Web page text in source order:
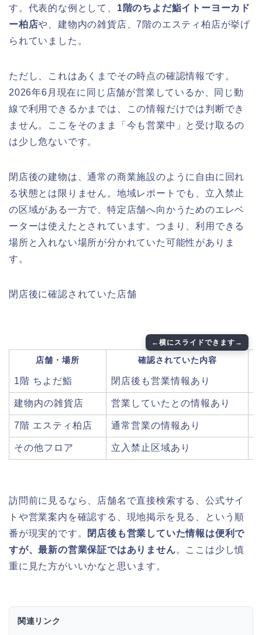
す。代表的な例として、 1階のちよだ鮨イトーヨーカド
ー柏店や、建物内の雑貨店、7階のエスティ柏店が挙げ
られていました。
ただし、これはあくまでその時点の確認情報です。
2026年6月現在に同じ店舗が営業しているか、同じ動
線で利用できるかまでは、この情報だけでは判断でき
ません。ここをそのまま「今も営業中」と受け取るの
は少し危ないです。
閉店後の建物は、通常の商業施設のように自由に回れ
る状態とは限りません。地域レポートでも、立入禁止
の区域がある一方で、特定店舗へ向かうためのエレベ
ーターは使えたとされています。つまり、利用できる
場所と入れない場所が分かれていた可能性がありま
す。
閉店後に確認されていた店舗
店舗・場所 確認されていた内容
1階 ちよだ鮨 閉店後も営業情報あり
建物内の雑貨店 営業していたとの情報あり
7階 エスティ柏店 通常営業の情報あり
その他フロア 立入禁止区域あり
訪問前に見るなら、店舗名で直接検索する、公式サイ
トや営業案内を確認する、現地掲示を見る、という順
番が現実的です。 閉店後も営業していた情報は便利で
すが、最新の営業保証ではありません。ここは少し慎
重に見た方がいいかなと思います。
関連リンク